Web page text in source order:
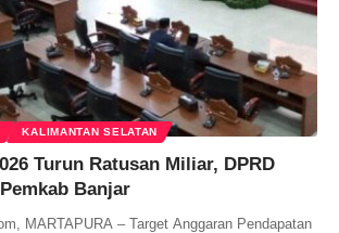
KALIMANTAN SELATAN
Turun Ratusan Miliar, DPRD
Banjar
MARTAPURA – Target Anggaran Pendapatan